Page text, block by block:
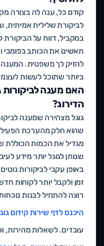
קודם כל, ענה לה בצורה
לביקורת שלילית אמיתית,
במקביל, דווח על הביקורת
תאשים את הכותב בפומבי
ביותר שתוכל לעשות
האם מענה לביקורות
הדירוג?
שהוא חלק מהערכת
מגדיל את הכמות הכוללת
שנותן לגוגל יותר מידע
באופן עקבי לביקורות
זמן ולקבל יותר לקוחות
רוצה להתחיל לבנות
היכנס לדף שירות קידום
עובדים. לשאלות מהירות,